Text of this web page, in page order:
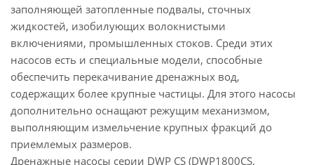
заполняющей затопленные подвалы, сточных
жидкостей, изобилующих волокнистыми
включениями, промышленных стоков. Среди этих
насосов есть и специальные модели, способные
обеспечить перекачивание дренажных вод,
содержащих более крупные частицы. Для этого насосы
дополнительно оснащают режущим механизмом,
выполняющим измельчение крупных фракций до
приемлемых размеров.
Дренажные насосы серии DWP CS (DWP1800CS,